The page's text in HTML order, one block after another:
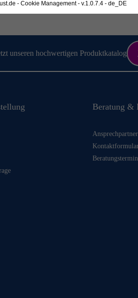
unseren hochwertigen Produktkatalog
Beratung &
Ansprechpartner
- Cookie Management - v.1.0.7.4 - de_DE